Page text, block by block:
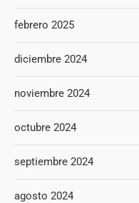
febrero 2025
diciembre 2024
noviembre 2024
octubre 2024
septiembre 2024
agosto 2024